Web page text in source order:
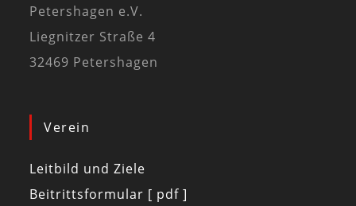
Petershagen e.V.
Liegnitzer Straße 4
32469 Petershagen
Verein
Leitbild und Ziele
Beitrittsformular [ pdf ]